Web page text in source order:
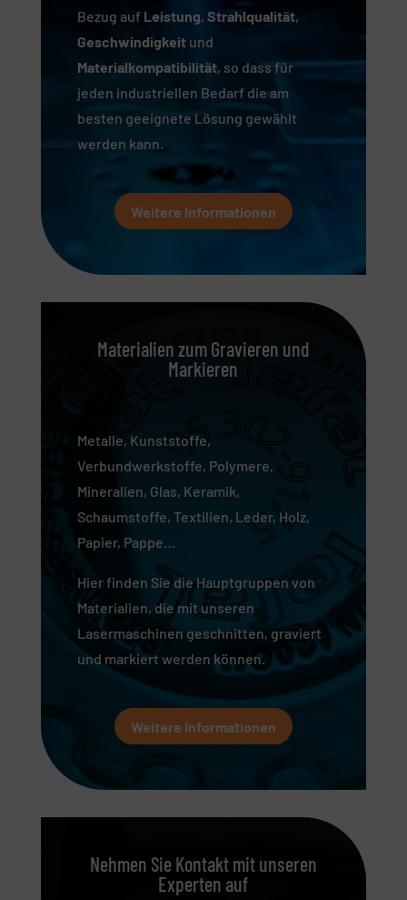
Bezug auf Leistung, Strahlqualität,
Geschwindigkeitund
Materialkompatibilität, so dass für
jeden industriellen Bedarf die am
besten geeignete Lösung gewählt
werden kann.
Weitere Informationen
Materialien zum Gravieren und
Markieren
Metalle, Kunststoffe,
Verbundwerkstoffe, Polymere,
Mineralien, Glas, Keramik,
Schaumstoffe, Textilien, Leder, Holz,
Papier, Pappe…
Hier finden Sie die Hauptgruppen von
Materialien, die mit unseren
Lasermaschinen geschnitten, graviert
und markiert werden können.
Weitere Informationen
Nehmen Sie Kontakt mit unseren
Experten auf